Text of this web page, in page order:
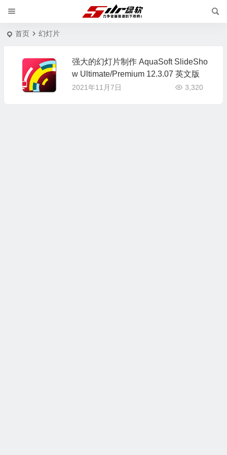
首页 幻灯片
强大的幻灯片制作 AquaSoft SlideSho
w Ultimate/Premium 12.3.07 英文版
2021年11月7日 3,320